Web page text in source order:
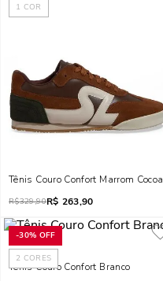
1 COR
Tênis Couro Confort Marrom Cocoa
R$329,90R$ 263,90
-30% OFF
2 CORES
Tênis Couro Confort Branco